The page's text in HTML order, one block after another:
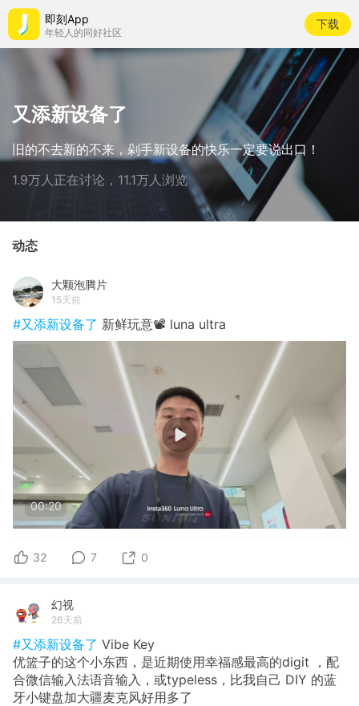
即刻App
年轻人的同好社区
下载
又添新设备了
旧的不去新的不来，剁手新设备的快乐一定要说出口！
1.9万人正在讨论，11.1万人浏览
动态
大颗泡腾片
15天前
#又添新设备了 新鲜玩意📽️ luna ultra
00:20
32 7 0
幻视
26天前
#又添新设备了 Vibe Key
优篮子的这个小东西，是近期使用幸福感最高的digit ，配
合微信输入法语音输入，或typeless，比我自己 DIY 的蓝
牙小键盘加大疆麦克风好用多了